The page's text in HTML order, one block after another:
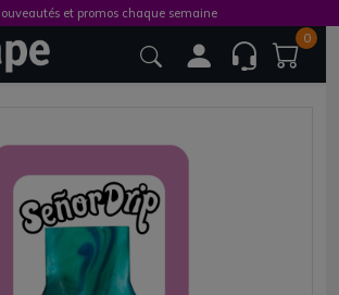
0
et promos chaque semaine